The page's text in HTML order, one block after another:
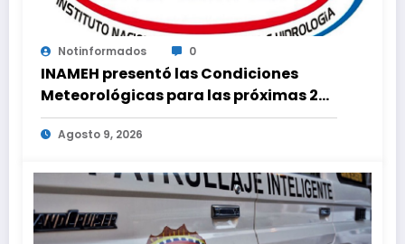
Notinformados 0
INAMEH presentó las Condiciones
Meteorológicas para las próximas 24
horas, de este domingo 9 de agosto
2026Agosto 9, 2026